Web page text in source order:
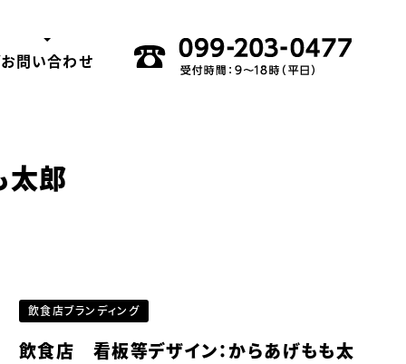
お問い合わせ
太郎
飲食店ブランディング
飲食店 看板等デザイン：からあげもも太